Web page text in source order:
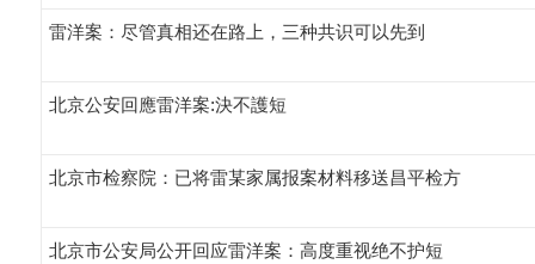
雷洋案：尽管真相还在路上，三种共识可以先到
北京公安回應雷洋案:決不護短
北京市检察院：已将雷某家属报案材料移送昌平检方
北京市公安局公开回应雷洋案：高度重视绝不护短